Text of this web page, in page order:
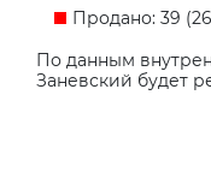
Продано: 39
По данным
Заневский будет